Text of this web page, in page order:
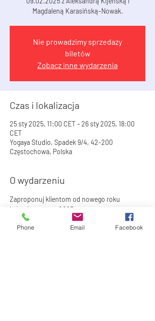
Magdaleną Karasińską-Nowak.
Nie prowadzimy sprzedaży
biletów
Zobacz inne wydarzenia
Czas i lokalizacja
25 sty 2025, 11:00 CET – 26 sty 2025, 18:00
CET
Yogaya Studio, Spadek 9/4, 42-200
Częstochowa, Polska
O wydarzeniu
Zaproponuj klientom od nowego roku
kalendarzowego 2025 nowy program w
klubie!!!
Phone Email Facebook